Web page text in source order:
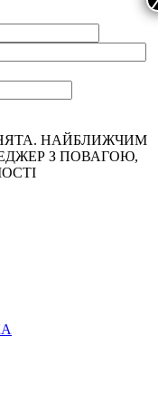
НАЙБЛИЖЧИМ
З ПОВАГОЮ,